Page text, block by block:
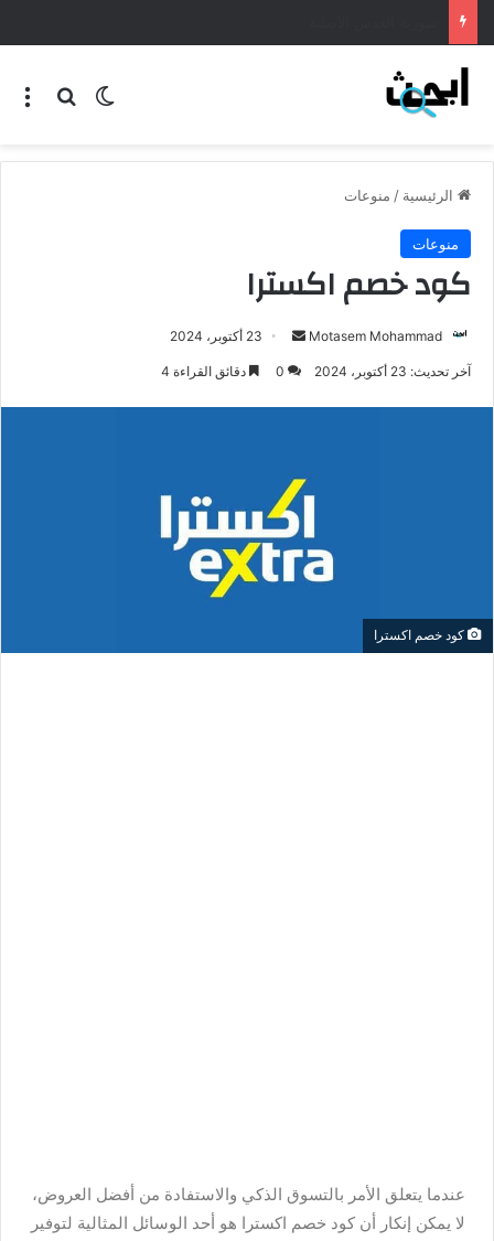
الرئيسية / منوعات
منوعات
كود خصم اكسترا
Motasem Mohammad 23 أكتوبر، 2024
آخر تحديث: 23 أكتوبر، 2024 0 دقائق القراءة 4
كود خصم اكسترا
عندما يتعلق الأمر بالتسوق الذكي والاستفادة من أفضل العروض،
لا يمكن إنكار أن كود خصم اكسترا هو أحد الوسائل المثالية لتوفير